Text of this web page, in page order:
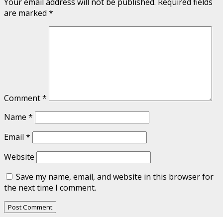
are marked *
Comment*
Name *
Email *
Website
Save my name, email, and website in this browser for
the next time I comment.